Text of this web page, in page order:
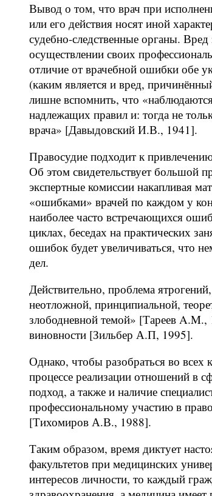
Вывод о том, что врач при
или его действия носят иной
судебно-следственные органы.
осуществлении своих
отличие от врачебной ошибки обе
(каким является и вред,
лишне вспомнить, что
надлежащих правил и: тогда не
врача» [Давыдовский И.В., 1941].
Правосудие подходит к
Об этом свидетельствует большой
экспертные комиссии накапливая
«ошибками» врачей по каждом у
наиболее часто встречающихся
циклах, беседах на практических
ошибок будет увеличиваться, что
дел.
Действительно, проблема
неотложной, принципиальной,
злободневной темой» [Тареев A.M.,
виновности [Зильбер А.П, 1995].
Однако, чтобы разобраться во
процессе реализации отношений в
подход, а также и наличие
профессиональному участию в
[Тихомиров А.В., 1988].
Таким образом, время диктует
факультетов при медицинских
интересов личности, то каждый